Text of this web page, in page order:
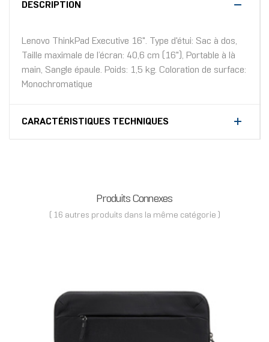
DESCRIPTION
Lenovo ThinkPad Executive 16". Type d'étui: Sac à dos,
Taille maximale de l’écran: 40,6 cm (16"), Portable à là
main, Sangle épaule. Poids: 1,5 kg. Coloration de surface:
Monochromatique
CARACTÉRISTIQUES TECHNIQUES
Produits Connexes
( 16 autres produits dans la même catégorie )